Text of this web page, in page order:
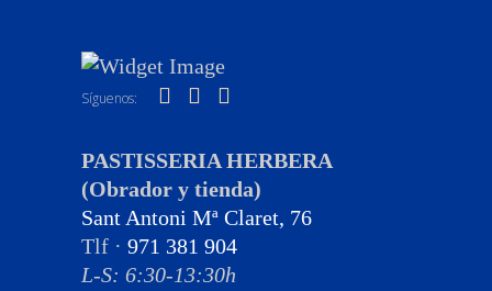
Síguenos:
PASTISSERIA HERBERA
(Obrador y tienda)
Sant Antoni Mª Claret, 76
Tlf · 971 381 904
L-S: 6:30-13:30h